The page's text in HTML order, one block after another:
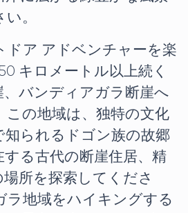
。
ドア アドベンチャーを楽
キロメートル以上続く
、バンディアガラ断崖へ
この地域は、独特の文化
知られるドゴン族の故郷
る古代の断崖住居、精
所を探索してくださ
ラ地域をハイキングする